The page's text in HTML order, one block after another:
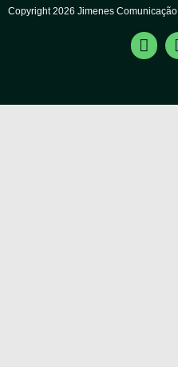
Copyright 2026 Jimenes Comunicação